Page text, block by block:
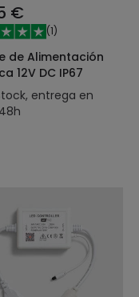
€
(1)
de Alimentación
12V DC IP67
entrega en